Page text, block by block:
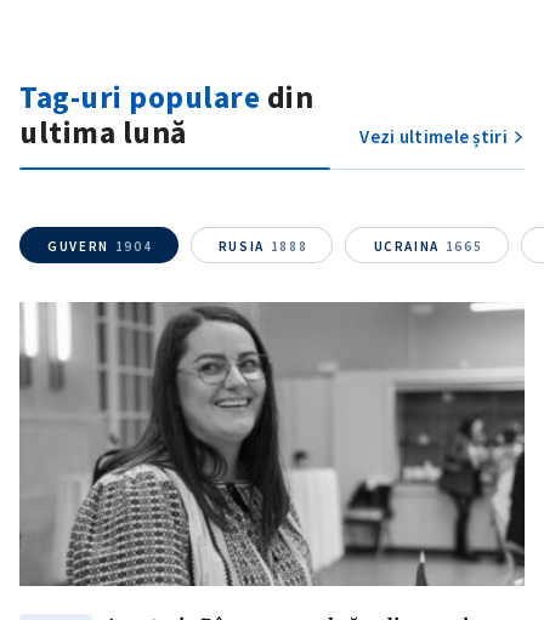
SUSȚINE
Tag-uri populare din
ultima lună
Vezi ultimele știri
GUVERN 1904 RUSIA 1888 UCRAINA 1665